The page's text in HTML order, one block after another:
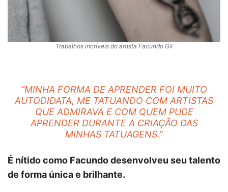
Trabalhos incríveis do artista Facundo Gil
“MINHA FORMA DE APRENDER FOI MUITO
AUTODIDATA, ME TATUANDO COM ARTISTAS
QUE ADMIRAVA E COM QUEM PUDE
APRENDER DURANTE A CRIAÇÃO DAS
MINHAS TATUAGENS.”
É nítido como Facundo desenvolveu seu talento
de forma única e brilhante.